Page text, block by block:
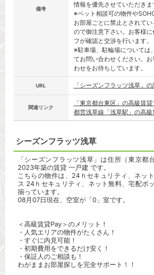
備考
情報を優先させていただきま
※ペット相談可の物件や
お部屋ごとに禁止とされて
ので御注意下さい。お客様
フが確認と交渉を行います。
※駐車場、駐輪場については
てお問い合わせください。
わせをお待ちしています。
URL 「シーズンフラッツ浅草」
関連リンク
「東京都台東区」の高級賃
都営浅草線「浅草駅」の高
シーズンフラッツ浅草
「シーズンフラッツ浅草」は住所（東京都
2023年築の賃貸 一戸建 です。
こちらの物件は、24ｈセキュリティ、ネッ
ス 24ｈセキュリティ、ネット無料、宅配ボ
揃っています。
08月07日現在、空室が「0」室です。
＜高級賃貸Pay＞のメリット！
・人気エリアの物件がたくさん！
・すぐに内見可能！
・初期費用をできるだけ安く！
・保証人のご相談も！
わがままお部屋探しを完全サポート！！